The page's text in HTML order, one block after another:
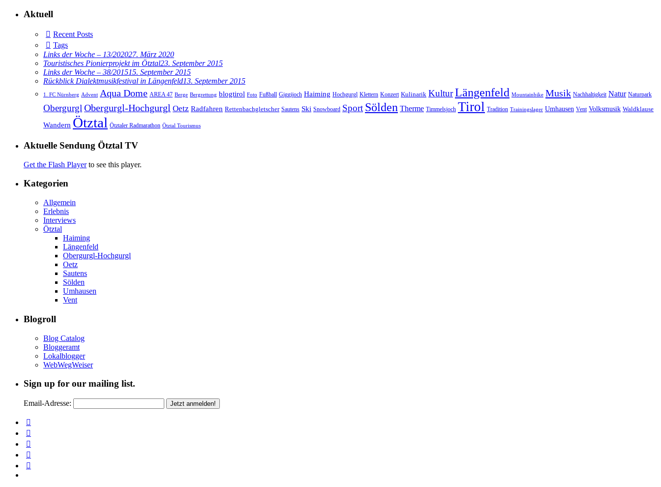
Aktuell
Recent Posts
Tags
Links der Woche – 13/202027. März 2020
Touristisches Pionierprojekt im Ötztal23. September 2015
Links der Woche – 38/201515. September 2015
Rückblick Dialektmusikfestival in Längenfeld13. September 2015
1. FC Nürnberg Advent Aqua Dome AREA 47 Berge Bergrettung blogtirol Foto Fußball Giggijoch Haiming Hochgurgl Klettern Konzert Kulinarik KulturLängenfeld Mountainbike Musik Nachhaltigkeit Natur Naturpark
ObergurglObergurgl-Hochgurgl Oetz Radfahren Rettenbachgletscher Sautens Ski Snowboard Sport Sölden Therme Timmelsjoch Tirol Tradition Trainingslager Umhausen Vent Volksmusik Waldklause
Wandern Ötztal Ötztaler Radmarathon Ötztal Tourismus
Aktuelle Sendung Ötztal TV
Get the Flash Playerto see this player.
Kategorien
Allgemein
Erlebnis
Interviews
Ötztal
Haiming
Längenfeld
Obergurgl-Hochgurgl
Oetz
Sautens
Sölden
Umhausen
Vent
Blogroll
Blog Catalog
Bloggeramt
Lokalblogger
WebWegWeiser
Sign up for our mailing list.
Email-Adresse: